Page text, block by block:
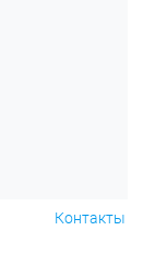
Контакты